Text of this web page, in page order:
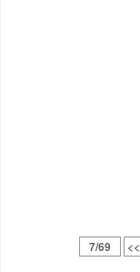
7/69 <<